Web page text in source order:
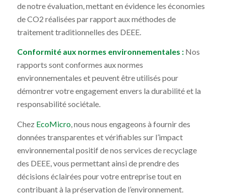
de notre évaluation, mettant en évidence les économies
de CO2 réalisées par rapport aux méthodes de
traitement traditionnelles des DEEE.
Conformité aux normes environnementales :Nos
rapports sont conformes aux normes
environnementales et peuvent être utilisés pour
démontrer votre engagement envers la durabilité et la
responsabilité sociétale.
Chez EcoMicro, nous nous engageons à fournir des
données transparentes et vérifiables sur l’impact
environnemental positif de nos services de recyclage
des DEEE, vous permettant ainsi de prendre des
décisions éclairées pour votre entreprise tout en
contribuant à la préservation de l’environnement.